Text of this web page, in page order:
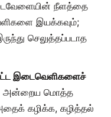
நீளத்தை
இயக்கவும்;
செலுத்தப்படாத
இடைவெளிகளைச்
அன்றைய மொத்த
கழிக்க, கழித்தல்